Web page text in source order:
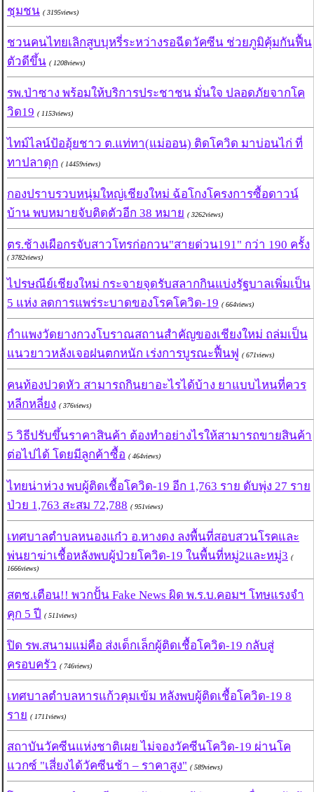
ชุมชน ( 3195views)
ชวนคนไทยเลิกสูบบุหรี่ระหว่างรอฉีดวัคซีน ช่วยภูมิคุ้มกันฟื้น
ตัวดีขึ้น ( 1208views)
รพ.ป่าซาง พร้อมให้บริการประชาชน มั่นใจ ปลอดภัยจากโค
วิด19 ( 1153views)
ไทม์ไลน์ป้ออุ้ยชาว ต.แท่ทา(แม่ออน) ติดโควิด มาบ่อนไก่ ที่
ทาปลาดุก ( 14459views)
กองปราบรวบหนุ่มใหญ่เชียงใหม่ ฉ้อโกงโครงการซื้อดาวน์
บ้าน พบหมายจับติดตัวอีก 38 หมาย ( 3262views)
ตร.ช้างเผือกรจับสาวโทรก่อกวน"สายด่วน191" กว่า 190 ครั้ง
( 3782views)
ไปรษณีย์เชียงใหม่ กระจายจุดรับสลากกินแบ่งรัฐบาลเพิ่มเป็น
5 แห่ง ลดการแพร่ระบาดของโรคโควิด-19 ( 664views)
กำแพงวัดยางกวงโบราณสถานสำคัญของเชียงใหม่ ถล่มเป็น
แนวยาวหลังเจอฝนตกหนัก เร่งการบูรณะฟื้นฟู ( 671views)
คนท้องปวดหัว สามารถกินยาอะไรได้บ้าง ยาแบบไหนที่ควร
หลีกหลี่ยง ( 376views)
5 วิธีปรับขึ้นราคาสินค้า ต้องทำอย่างไรให้สามารถขายสินค้า
ต่อไปได้ โดยมีลูกค้าซื้อ ( 464views)
ไทยน่าห่วง พบผู้ติดเชื้อโควิด-19 อีก 1,763 ราย ดับพุ่ง 27 ราย
ป่วย 1,763 สะสม 72,788 ( 951views)
เทศบาลตำบลหนองแก๋ว อ.หางดง ลงพื้นที่สอบสวนโรคและ
พ่นยาฆ่าเชื้อหลังพบผู้ป่วยโควิด-19 ในพื้นที่หมู่2และหมู่3 (
1666views)
สตช.เตือน!! พวกปั้น Fake News ผิด พ.ร.บ.คอมฯ โทษแรงจำ
คุก 5 ปี ( 511views)
ปิด รพ.สนามแม่คือ ส่งเด็กเล็กผู้ติดเชื้อโควิด-19 กลับสู่
ครอบครัว ( 746views)
เทศบาลตำบลหารแก้วคุมเข้ม หลังพบผู้ติดเชื้อโควิด-19 8
ราย ( 1711views)
สถาบันวัคซีนแห่งชาติเผย ไม่จองวัคซีนโควิด-19 ผ่านโค
แวกซ์ "เสี่ยงได้วัคซีนช้า – ราคาสูง" ( 589views)